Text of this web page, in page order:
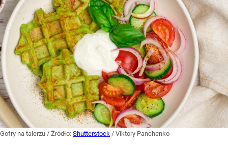
Gofry na talerzu / Źródło: Shutterstock / Viktory Panchenko